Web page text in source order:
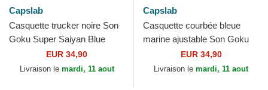
Capslab
Casquette trucker noire Son
Goku Super Saiyan Blue
CAS GOK1 Dragon Ball
Capslab
EUR 34,90
Livraison le mardi, 11 aout
Capslab
Casquette courbée bleue
marine ajustable Son Goku
DBZ10 GOK Dragon Ball
Capslab
EUR 34,90
Livraison le mardi, 11 aout